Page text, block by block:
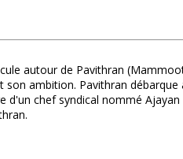
autour de Pavithran
ambition. Pavithran
chef syndical nommé